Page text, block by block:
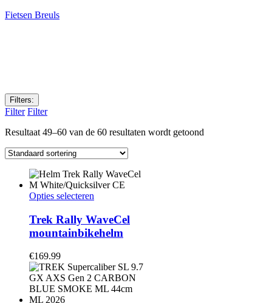
Fietsen Breuls
Filters:
Filter Filter
Resultaat 49–60 van de 60 resultaten wordt getoond
Opties selecteren
heeft
meerdere
variaties.
kan
gekozen
worden
Trek Rally WaveCel
mountainbikehelm
€169.99